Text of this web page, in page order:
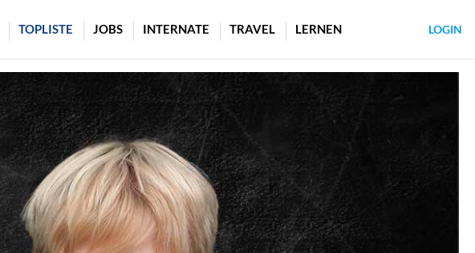
TOPLISTE JOBS INTERNATE TRAVEL LERNEN LOGIN